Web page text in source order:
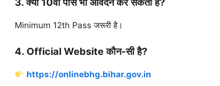
3. क्या 10वीं पास भी आवेदन कर सकता है?
Minimum 12th Pass जरूरी है।
4. Official Website कौन-सी है?
https://onlinebhg.bihar.gov.in